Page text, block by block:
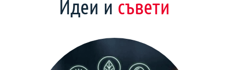
Идеи и съвети